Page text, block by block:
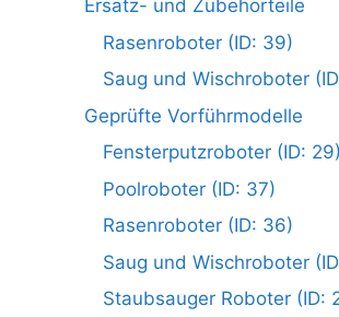
Ersatz- und Zubehörteile
Rasenroboter (ID: 39)
Saug und Wischroboter
Geprüfte Vorführmodelle
Fensterputzroboter (ID: 29)
Poolroboter (ID: 37)
Rasenroboter (ID: 36)
Saug und Wischroboter
Staubsauger Roboter (ID: